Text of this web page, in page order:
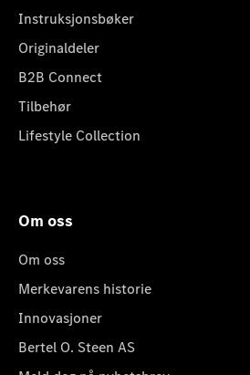
Instruksjonsbøker
Originaldeler
B2B Connect
Tilbehør
Lifestyle Collection
Om oss
Om oss
Merkevarens historie
Innovasjoner
Bertel O. Steen AS